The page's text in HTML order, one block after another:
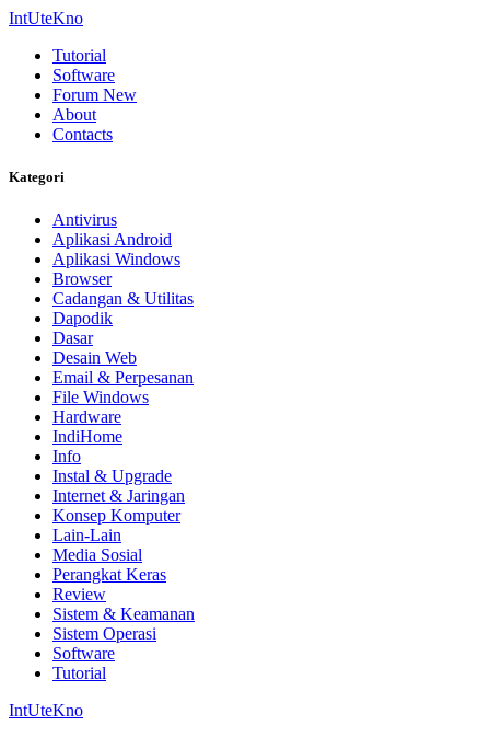
IntUteKno
Tutorial
Software
Forum New
About
Contacts
Kategori
Antivirus
Aplikasi Android
Aplikasi Windows
Browser
Cadangan & Utilitas
Dapodik
Dasar
Desain Web
Email & Perpesanan
File Windows
Hardware
IndiHome
Info
Instal & Upgrade
Internet & Jaringan
Konsep Komputer
Lain-Lain
Media Sosial
Perangkat Keras
Review
Sistem & Keamanan
Sistem Operasi
Software
Tutorial
IntUteKno